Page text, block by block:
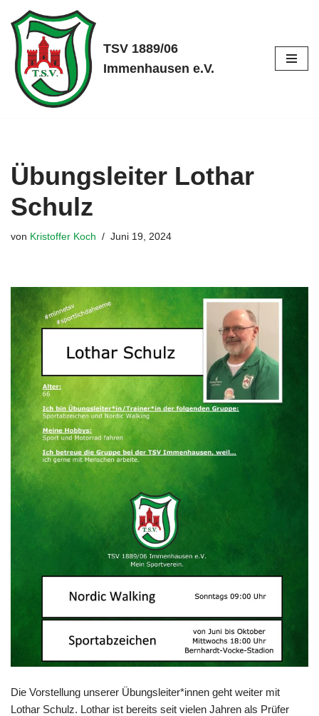
Zum
Inhalt
springen
TSV 1889/06
Immenhausen e.V.
Übungsleiter Lothar
Schulz
von Kristoffer Koch Juni 19, 2024
Die Vorstellung unserer Übungsleiter*innen geht weiter mit
Lothar Schulz. Lothar ist bereits seit vielen Jahren als Prüfer